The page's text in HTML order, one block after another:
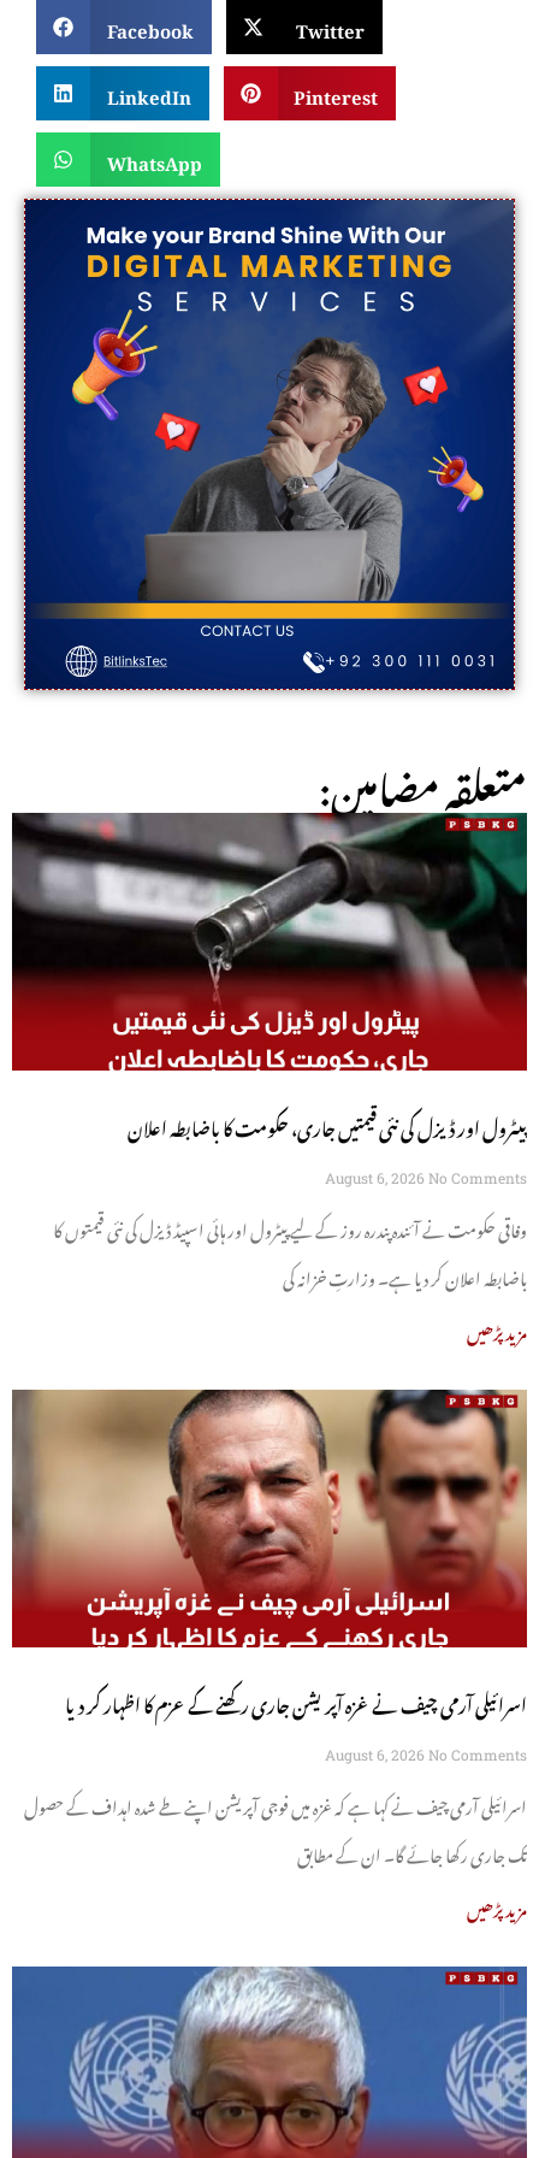
Facebook
Twitter
LinkedIn
Pinterest
WhatsApp
:متعلقہ مضامین
پیٹرول اور ڈیزل کی نئی قیمتیں جاری، حکومت کا باضابطہ اعلان
August 6, 2026 No Comments
وفاقی حکومت نے آئندہ پندرہ روز کے لیے پیٹرول اور ہائی اسپیڈ ڈیزل کی نئی قیمتوں کا
باضابطہ اعلان کر دیا ہے۔ وزارتِ خزانہ کی
مزید پڑھیں
اسرائیلی آرمی چیف نے غزہ آپریشن جاری رکھنے کے عزم کا اظہار کر دیا
August 6, 2026 No Comments
اسرائیلی آرمی چیف نے کہا ہے کہ غزہ میں فوجی آپریشن اپنے طے شدہ اہداف کے حصول
تک جاری رکھا جائے گا۔ ان کے مطابق
مزید پڑھیں